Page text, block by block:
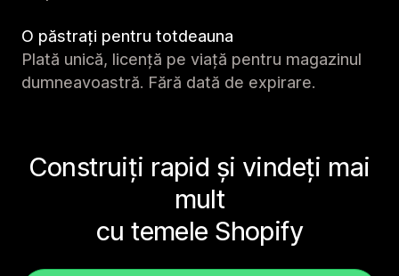
O păstrați pentru totdeauna
Plată unică, licență pe viață pentru magazinul
dumneavoastră. Fără dată de expirare.
Construiți rapid și vindeți mai
mult
cu temele Shopify